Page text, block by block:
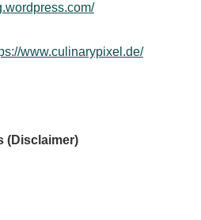
www.culinarypixel.de/
(Disclaimer)